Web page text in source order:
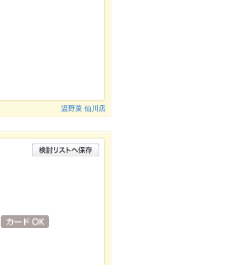
温野菜 仙川店